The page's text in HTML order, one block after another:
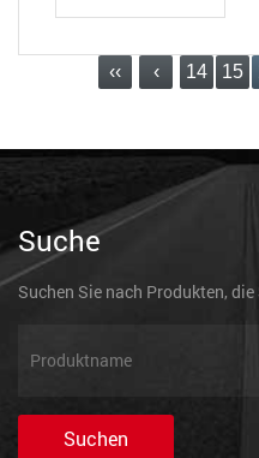
‹‹ ‹ 14 15
Suche
Suchen Sie nach Produkten,